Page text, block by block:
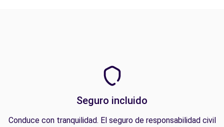
Seguro incluido
Conduce con tranquilidad. El seguro de responsabilidad civil